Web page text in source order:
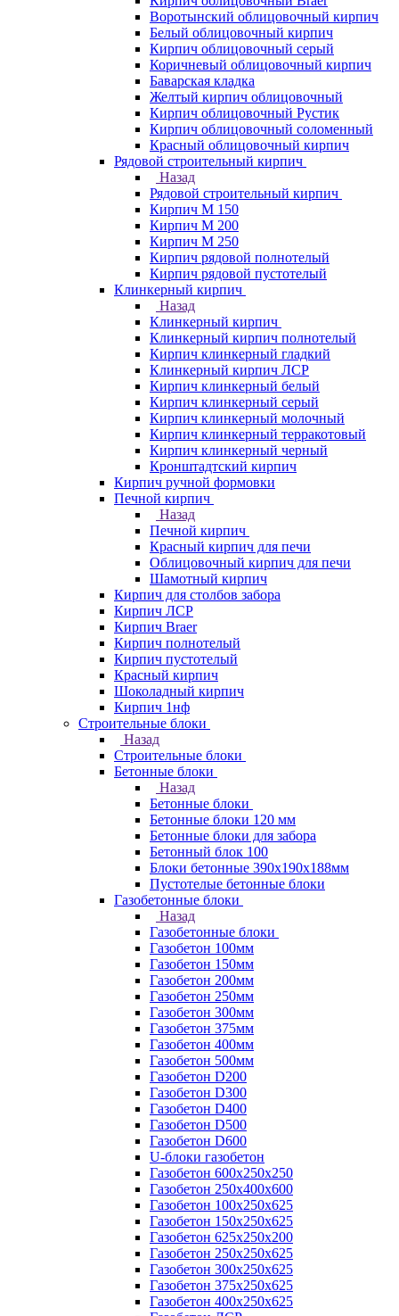
Воротынский облицовочный кирпич
Белый облицовочный кирпич
Кирпич облицовочный серый
Коричневый облицовочный кирпич
Баварская кладка
Желтый кирпич облицовочный
Кирпич облицовочный Рустик
Кирпич облицовочный соломенный
Красный облицовочный кирпич
Рядовой строительный кирпич
Назад
Рядовой строительный кирпич
Кирпич М 150
Кирпич М 200
Кирпич М 250
Кирпич рядовой полнотелый
Кирпич рядовой пустотелый
Клинкерный кирпич
Назад
Клинкерный кирпич
Клинкерный кирпич полнотелый
Кирпич клинкерный гладкий
Клинкерный кирпич ЛСР
Кирпич клинкерный белый
Кирпич клинкерный серый
Кирпич клинкерный молочный
Кирпич клинкерный терракотовый
Кирпич клинкерный черный
Кронштадтский кирпич
Кирпич ручной формовки
Печной кирпич
Назад
Печной кирпич
Красный кирпич для печи
Облицовочный кирпич для печи
Шамотный кирпич
Кирпич для столбов забора
Кирпич ЛСР
Кирпич Braer
Кирпич полнотелый
Кирпич пустотелый
Красный кирпич
Шоколадный кирпич
Кирпич 1нф
Строительные блоки
Назад
Строительные блоки
Бетонные блоки
Назад
Бетонные блоки
Бетонные блоки 120 мм
Бетонные блоки для забора
Бетонный блок 100
Блоки бетонные 390х190х188мм
Пустотелые бетонные блоки
Газобетонные блоки
Назад
Газобетонные блоки
Газобетон 100мм
Газобетон 150мм
Газобетон 200мм
Газобетон 250мм
Газобетон 300мм
Газобетон 375мм
Газобетон 400мм
Газобетон 500мм
Газобетон D200
Газобетон D300
Газобетон D400
Газобетон D500
Газобетон D600
U-блоки газобетон
Газобетон 600x250x250
Газобетон 250x400x600
Газобетон 100х250х625
Газобетон 150х250х625
Газобетон 625х250х200
Газобетон 250х250х625
Газобетон 300х250х625
Газобетон 375х250х625
Газобетон 400х250х625